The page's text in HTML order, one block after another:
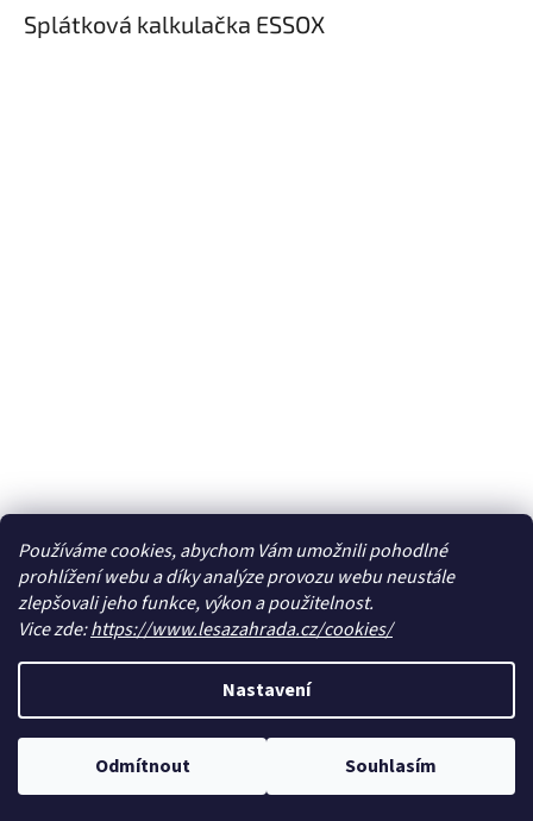
Používáme cookies, abychom Vám umožnili pohodlné
prohlížení webu a díky analýze provozu webu neustále
zlepšovali jeho funkce, výkon a použitelnost.
Vice zde:https://www.lesazahrada.cz/cookies/
Nastavení
Odmítnout Souhlasím
Splátková kalkulačka ESSOX